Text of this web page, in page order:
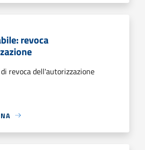
revoca
revoca dell'autorizzazione